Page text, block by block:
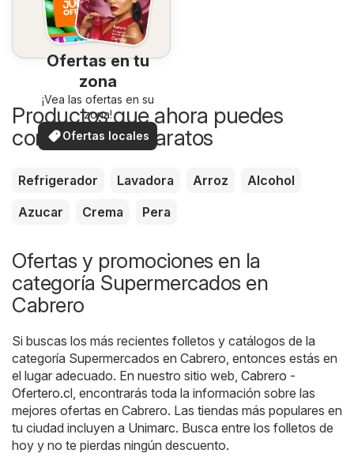
Ofertas en tu
zona
¡Vea las ofertas en su
zona!
Ofertas locales
Productos que ahora puedes
comprar más baratos
Refrigerador Lavadora Arroz
Alcohol
Azucar
Crema Pera
Ofertas y promociones en la
categoría Supermercados en
Cabrero
Si buscas los más recientes folletos y catálogos de la
categoría Supermercados en Cabrero, entonces estás en
el lugar adecuado. En nuestro sitio web, Cabrero -
Ofertero.cl , encontrarás toda la información sobre las
mejores ofertas en Cabrero. Las tiendas más populares en
tu ciudad incluyen a Unimarc. Busca entre los folletos de
hoy y no te pierdas ningún descuento.